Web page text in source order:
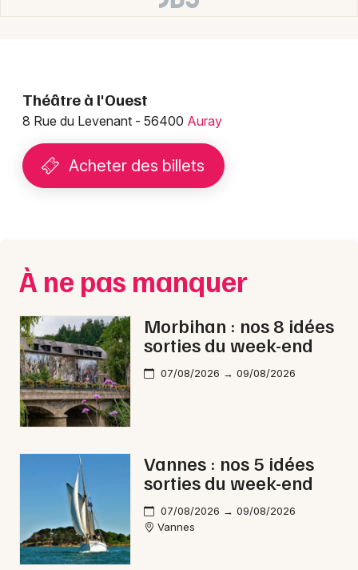
Je m'abonne
Théâtre à l'Ouest
8 Rue du Levenant - 56400 Auray
Acheter des billets
À ne pas manquer
Morbihan : nos 8 idées
sorties du week-end
07/08/2026 → 09/08/2026
Vannes : nos 5 idées
sorties du week-end
07/08/2026 → 09/08/2026
Vannes